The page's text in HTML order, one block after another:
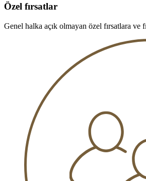
Özel fırsatlar
Genel halka açık olmayan özel fırsatlara ve